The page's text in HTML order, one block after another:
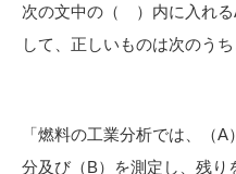
次の文中の（ ）内に入れる
して、正しいものは次のうち
「燃料の工業分析では、（
分及び（B）を測定し、残り